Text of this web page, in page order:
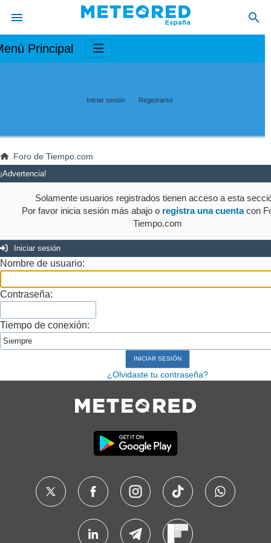
Principal
Iniciar sesión Registrarse
Foro de Tiempo.com
¡Advertencia!
Solamente usuarios registrados tienen acceso a esta
Por favor inicia sesión más abajo o registra una cuentacon
Tiempo.com
Iniciar sesión
Nombre de usuario:
Contraseña:
Tiempo de conexión:
¿Olvidaste tu contraseña?